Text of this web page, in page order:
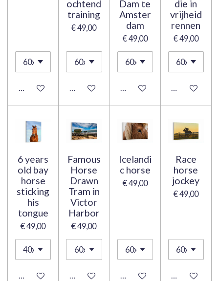
Bekijk details
ochtend
training
€ 49,00
Bekijk details
Dam te
Amster
dam
€ 49,00
Bekijk details
die in
vrijheid
rennen
€ 49,00
Bekijk details
6 years
old bay
horse
sticking
his
tongue
€ 49,00
Bekijk details
Famous
Horse
Drawn
Tram in
Victor
Harbor
€ 49,00
Bekijk details
Icelandi
c horse
€ 49,00
Bekijk details
Race
horse
jockey
€ 49,00
Bekijk details